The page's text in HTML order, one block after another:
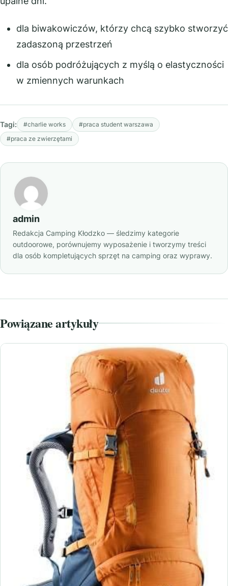
dla biwakowiczów, którzy chcą szybko stworzyć
zadaszoną przestrzeń
dla osób podróżujących z myślą o elastyczności
w zmiennych warunkach
Tagi: #charlie works
#praca student warszawa
#praca ze zwierzętami
admin
Redakcja Camping Kłodzko — śledzimy kategorie
outdoorowe, porównujemy wyposażenie i tworzymy treści
dla osób kompletujących sprzęt na camping oraz wyprawy.
Powiązane artykuły